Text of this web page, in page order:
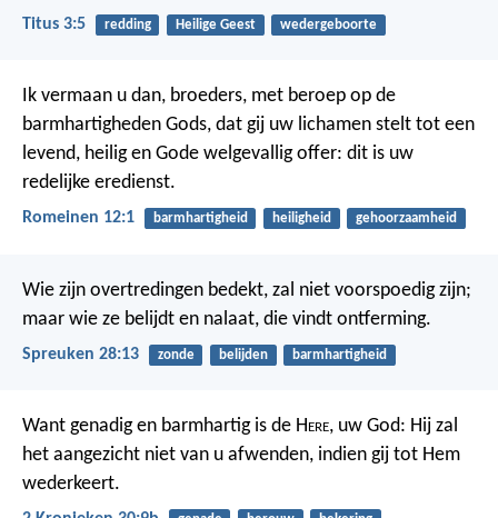
Titus 3:5 redding Heilige Geest wedergeboorte
Ik vermaan u dan, broeders, met beroep op de
barmhartigheden Gods, dat gij uw lichamen stelt tot een
levend, heilig en Gode welgevallig offer: dit is uw
redelijke eredienst.
Romeinen 12:1 barmhartigheid heiligheid gehoorzaamheid
Wie zijn overtredingen bedekt, zal niet voorspoedig zijn;
maar wie ze belijdt en nalaat, die vindt ontferming.
Spreuken 28:13 zonde belijden barmhartigheid
Want genadig en barmhartig is de Here, uw God: Hij zal
het aangezicht niet van u afwenden, indien gij tot Hem
wederkeert.